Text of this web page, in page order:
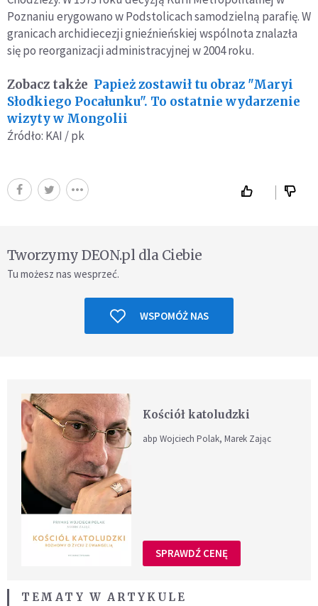
Poznaniu erygowano w Podstolicach samodzielną parafię. W
granicach archidiecezji gnieźnieńskiej wspólnota znalazła
się po reorganizacji administracyjnej w 2004 roku.
Zobacz także Papież zostawił tu obraz "Maryi
Słodkiego Pocałunku". To ostatnie wydarzenie
wizyty w Mongolii
Źródło: KAI / pk
Tworzymy DEON.pl dla Ciebie
Tu możesz nas wesprzeć.
WSPOMÓŻ NAS
Kościół katoludzki
abp Wojciech Polak, Marek Zając
SPRAWDŹ CENĘ
TEMATY W ARTYKULE